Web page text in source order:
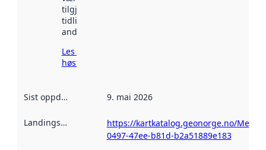
tilgjengelig
tidligere
andre steder.
Les mer om
høsting her
Sist oppdatert 9. mai 2026
Landingsside
https://kartkatalog.geonorge.no/
0497-47ee-b81d-b2a51889e183